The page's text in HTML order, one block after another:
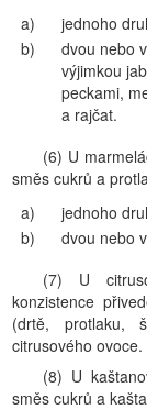
a)
jednoho
b)
dvou nebo
výjimkou
peckami,
a rajčat.
(6) U
směs cukrů a
a)
jednoho
b)
dvou nebo
(7) U
konzistence
(drtě, protlaku,
citrusového ovoce.
(8) U
směs cukrů a